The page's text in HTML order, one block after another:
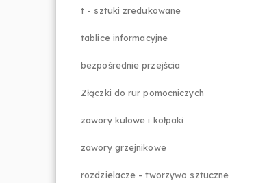
t - sztuki zredukowane
tablice informacyjne
bezpośrednie przejścia
Złączki do rur pomocniczych
zawory kulowe i kołpaki
zawory grzejnikowe
rozdzielacze - tworzywo sztuczne